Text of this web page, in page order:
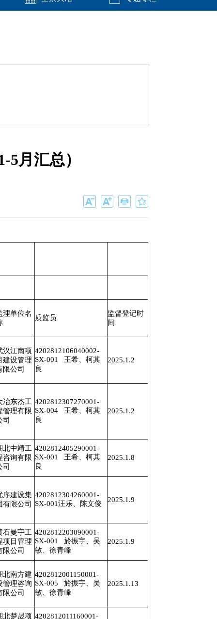
月汇总）
理单位名
质监员
监督登记时
间
汉江南项
建设管理
限公司
4202812106040002-
SX-001 王希、柯其
良
2025.1.2
冶东杰工
管理有限
司
4202812307270001-
SX-004 王希、柯其
良
2025.1.2
北中靖工
咨询有限
司
4202812405290001-
SX-001 王希、柯其
良
2025.1.8
序建设集
有限公司
4202812304260001-
SX-001汪乐、陈文俊
2025.1.9
石曼宇工
项目管理
限公司
4202812203090001-
SX-001 於振宇、吴
敏、徐青峰
2025.1.9
北南方建
管理咨询
限公司
4202812001150001-
SX-005 於振宇、吴
敏、徐青峰
2025.1.13
北楚晟项 4202812011160001-